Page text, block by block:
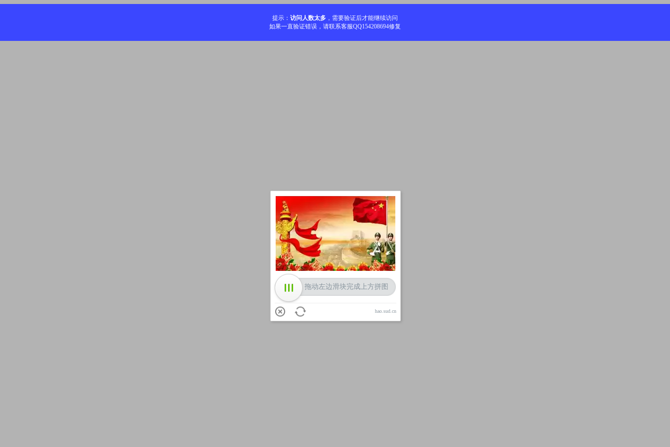
提示： 访问人数太多 ，需要验证后才能继续访问
如果一直验证错误，请联系客服QQ154208694修复
加载中
拖动左边滑块完成上方拼图
hao.sud.cn